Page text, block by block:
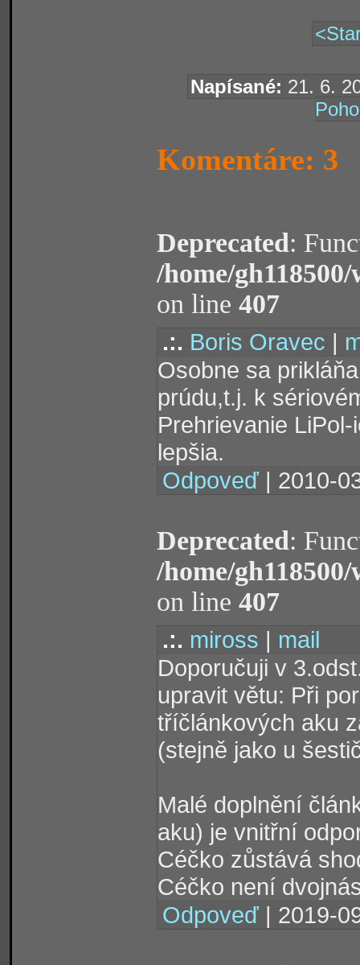
Napísané: 21. 6.
Komentáre: 3
Deprecated:
/home/
on line 407
.:. Boris Oravec |
Osobne sa
prúdu,t.j. k
Prehrievanie
lepšia.
Odpoveď | 2010-
Deprecated:
/home/
on line 407
.:. miross | mail
Doporučuji v
upravit větu: Při
tříčlánkových aku
(stejně jako u
Malé doplnění
aku) je vnitřní
Céčko zůstává
Céčko není
Odpoveď | 2019-